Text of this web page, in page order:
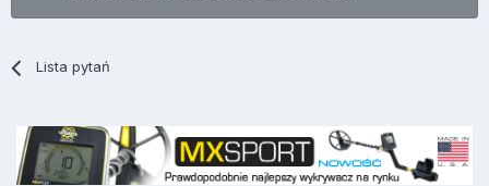
Lista pytań